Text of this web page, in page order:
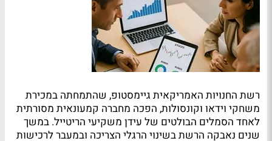
רשת החנויות האמריקאית גיימסטופ, שהתמחתה במכירת
משחקי וידאו וקונסולות, הפכה מחברה קמעונאית מסורתית
לאחד הסמלים הבולטים של עידן משקיעי הריטייל. במשך
שנים נאבקה הרשת בשינוי הרגלי הצריכה ובמעבר לרכישות